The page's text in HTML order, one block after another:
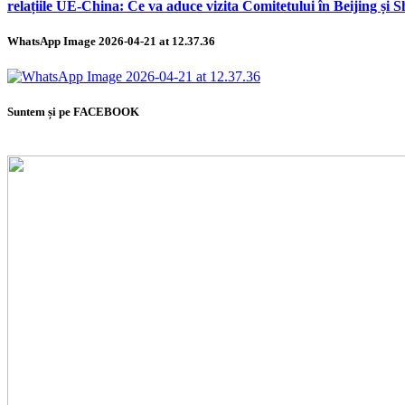
relațiile UE-China: Ce va aduce vizita Comitetului în Beijing și
WhatsApp Image 2026-04-21 at 12.37.36
Suntem și pe FACEBOOK